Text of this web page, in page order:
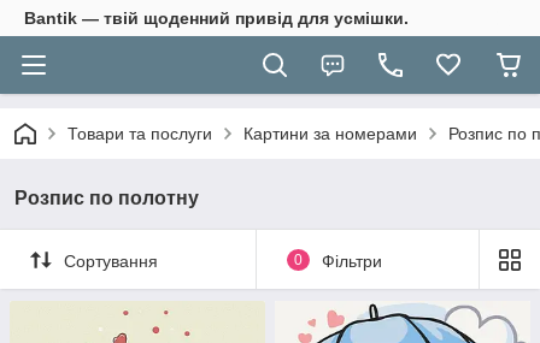
Bantik — твій щоденний привід для усмішки.
Товари та послуги Картини за номерами Розпис по
Розпис по полотну
Сортування 0 Фільтри